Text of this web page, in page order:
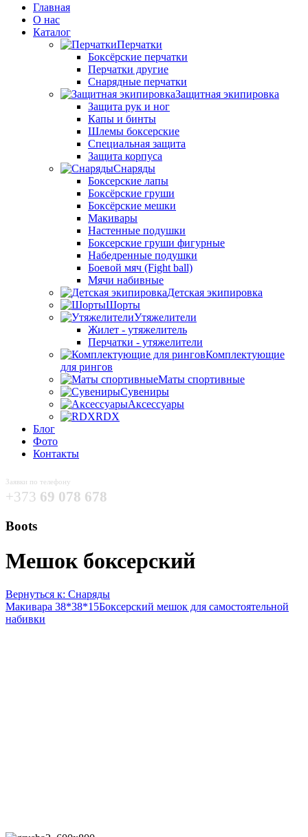
Главная
О нас
Каталог
Перчатки
Боксёрские перчатки
Перчатки другие
Снарядные перчатки
Защитная экипировка
Защита рук и ног
Капы и бинты
Шлемы боксерские
Специальная защита
Защита корпуса
Снаряды
Боксерские лапы
Боксёрские груши
Боксёрские мешки
Макивары
Настенные подушки
Боксерские груши фигурные
Набедренные подушки
Боевой мяч (Fight ball)
Мячи набивные
Детская экипировка
Шорты
Утяжелители
Жилет - утяжелитель
Перчатки - утяжелители
Комплектующие
для рингов
Маты спортивные
Сувениры
Аксессуары
RDX
Блог
Фото
Контакты
Заявки по телефону
+373 69 078 678
Boots
Мешок боксерский
Вернуться к: Снаряды
Макивара 38*38*15Боксерский мешок для самостоятельной
набивки